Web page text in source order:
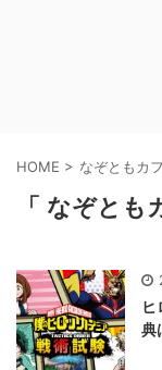
HOME > なぞともカ
「 なぞとも
ヒ
典